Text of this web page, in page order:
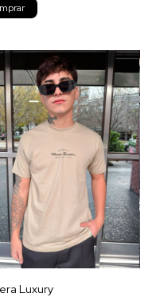
Luxury